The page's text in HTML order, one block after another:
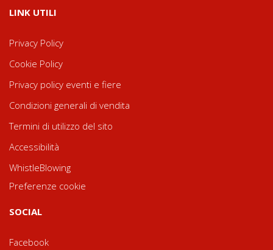
LINK UTILI
Privacy Policy
Cookie Policy
Privacy policy eventi e fiere
Condizioni generali di vendita
Termini di utilizzo del sito
Accessibilità
WhistleBlowing
Preferenze cookie
SOCIAL
Facebook